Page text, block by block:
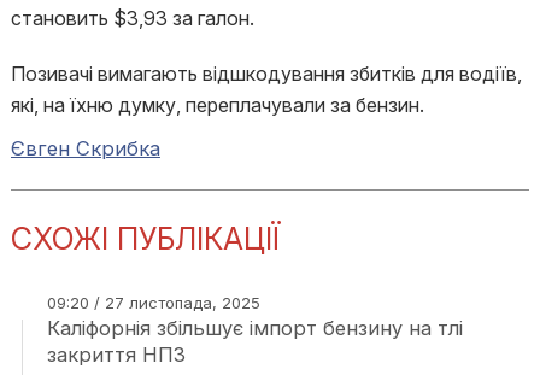
становить $3,93 за галон.
Позивачі вимагають відшкодування збитків для водіїв,
які, на їхню думку, переплачували за бензин.
Євген Скрибка
СХОЖІ ПУБЛІКАЦІЇ
09:20 / 27 листопада, 2025
Каліфорнія збільшує імпорт бензину на тлі
закриття НПЗ